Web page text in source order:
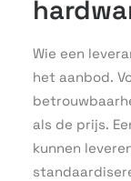
Wie een
het aanbod.
als de prijs.
kunnen